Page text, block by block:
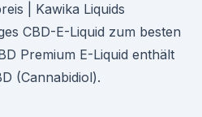
| Kawika Liquids
CBD-E-Liquid zum besten
Premium E-Liquid enthält
(Cannabidiol).